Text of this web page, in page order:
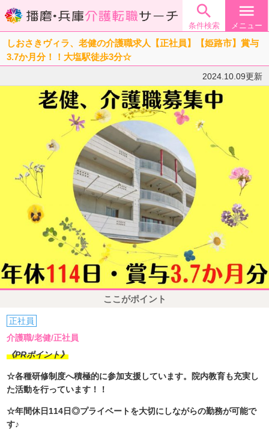

条件検索
menu
メニュー
しおさきヴィラ、老健の介護職求人【正社員】【姫路市】賞与
3.7か月分！！大塩駅徒歩3分☆
2024.10.09更新
ここがポイント
正社員
介護職/老健/正社員
《PRポイント》
☆各種研修制度へ積極的に参加支援しています。院内教育も充実し
た活動を行っています！！
☆年間休日114日◎プライベートを大切にしながらの勤務が可能で
す♪